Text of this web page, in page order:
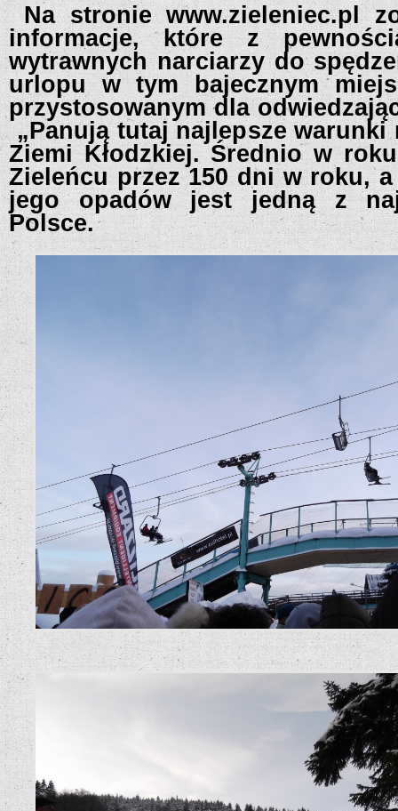
Na stronie www.zieleniec.pl
informacje, które z
wytrawnych narciarzy do
urlopu w tym bajecznym
przystosowanym dla
„Panują tutaj najlepsze warunki
Ziemi Kłodzkiej. Średnio w
Zieleńcu przez 150 dni w roku,
jego opadów jest jedną z
Polsce.